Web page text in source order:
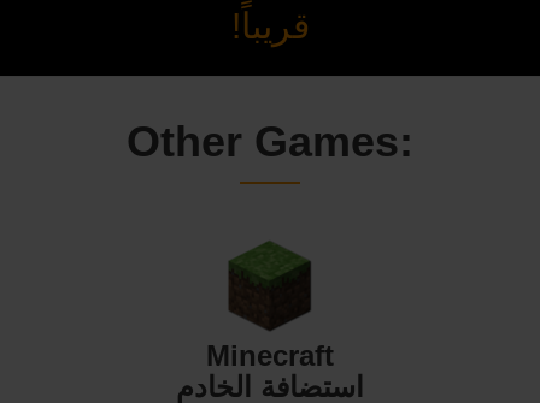
قريباً!
Other Games:
Minecraft
استضافة الخادم